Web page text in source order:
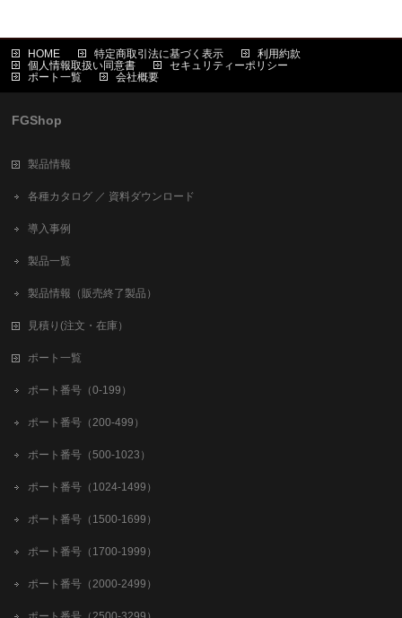
HOME 特定商取引法に基づく表示
利用約款
個人情報取扱い同意書
セキュリティーポリシー
ポート一覧
会社概要
FGShop
製品情報
各種カタログ ／ 資料ダウンロード
導入事例
製品一覧
製品情報（販売終了製品）
見積り(注文・在庫）
ポート一覧
ポート番号（0-199）
ポート番号（200-499）
ポート番号（500-1023）
ポート番号（1024-1499）
ポート番号（1500-1699）
ポート番号（1700-1999）
ポート番号（2000-2499）